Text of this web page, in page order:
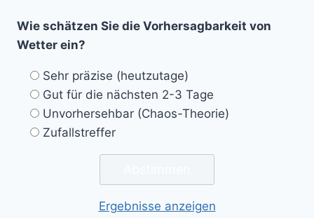
Wie schätzen Sie die Vorhersagbarkeit von
Wetter ein?
Sehr präzise (heutzutage)
Gut für die nächsten 2-3 Tage
Unvorhersehbar (Chaos-Theorie)
Zufallstreffer
Ergebnisse anzeigen